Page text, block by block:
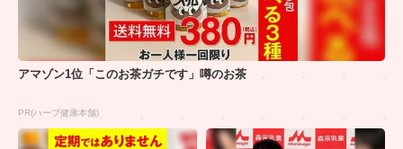
アマゾン1位「このお茶ガチです」噂のお茶
PR(ハーブ健康本舗)